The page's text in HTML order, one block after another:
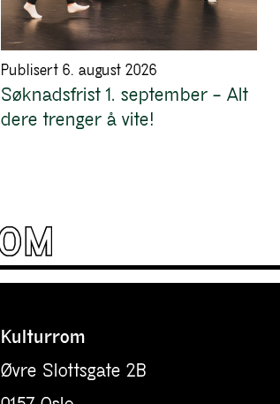
Publisert 6. august 2026
Søknadsfrist 1. september – Alt
dere trenger å vite!
Kulturrom
Øvre Slottsgate 2B